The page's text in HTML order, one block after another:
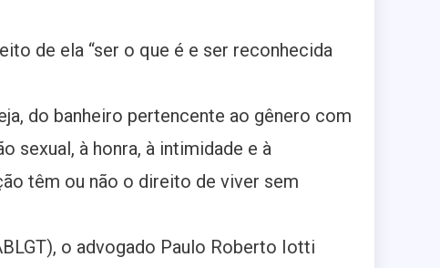
de ela “ser o que é e ser reconhecida
do banheiro pertencente ao gênero com
sexual, à honra, à intimidade e à
têm ou não o direito de viver sem
o advogado Paulo Roberto Iotti